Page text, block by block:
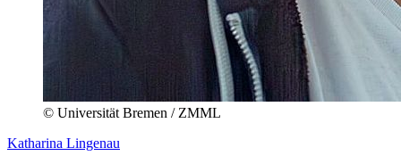
© Universität Bremen / ZMML
Katharina Lingenau